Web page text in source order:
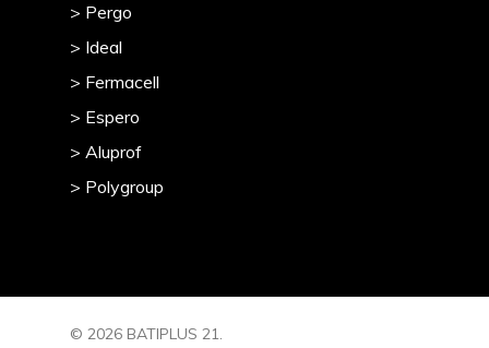
> Pergo
> Ideal
> Fermacell
> Espero
> Aluprof
> Polygroup
© 2026 BATIPLUS 21.